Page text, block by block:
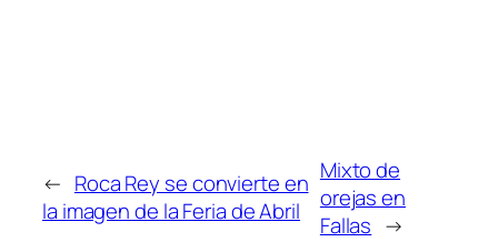
← Roca Rey se convierte en
la imagen de la Feria de Abril
Mixto de
orejas en
Fallas →